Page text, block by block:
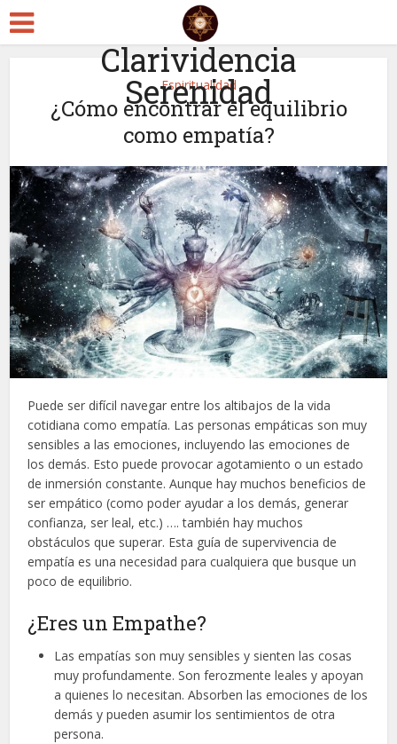
Clarividencia
Serenidad
Espiritualidad
¿Cómo encontrar el equilibrio
como empatía?
Puede ser difícil navegar entre los altibajos de la vida
cotidiana como empatía. Las personas empáticas son muy
sensibles a las emociones, incluyendo las emociones de
los demás. Esto puede provocar agotamiento o un estado
de inmersión constante. Aunque hay muchos beneficios de
ser empático (como poder ayudar a los demás, generar
confianza, ser leal, etc.) …. también hay muchos
obstáculos que superar. Esta guía de supervivencia de
empatía es una necesidad para cualquiera que busque un
poco de equilibrio.
¿Eres un Empathe?
Las empatías son muy sensibles y sienten las cosas
muy profundamente. Son ferozmente leales y apoyan
a quienes lo necesitan. Absorben las emociones de los
demás y pueden asumir los sentimientos de otra
persona.